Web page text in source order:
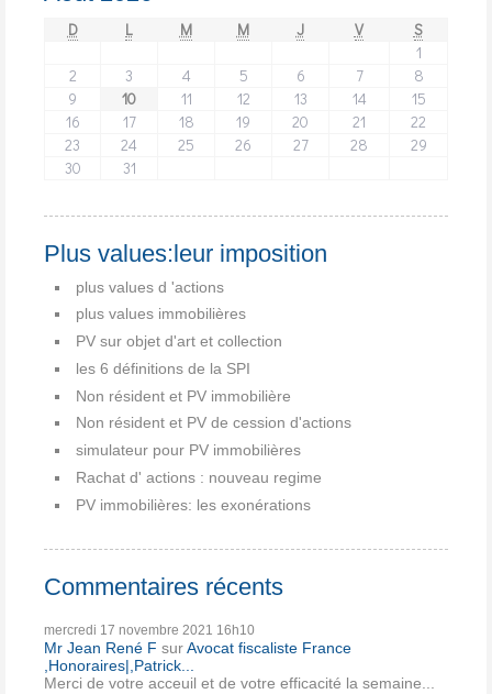
D L M M J V
S
1
2
3 4 5 6 7
8
9
10 11 12 13 14
15
16
17 18 19 20 21
22
23
24 25 26 27 28
29
30
31
Plus values:leur imposition
plus values d 'actions
plus values immobilières
PV sur objet d'art et collection
les 6 définitions de la SPI
Non résident et PV immobilière
Non résident et PV de cession d'actions
simulateur pour PV immobilières
Rachat d' actions : nouveau regime
PV immobilières: les exonérations
Commentaires récents
mercredi 17 novembre 2021 16h10
Mr Jean René F surAvocat fiscaliste France
,Honoraires|,Patrick...
Merci de votre acceuil et de votre efficacité la semaine...